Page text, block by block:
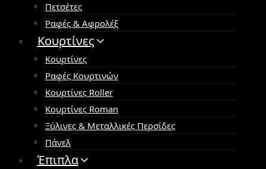
Πετσέτες
Ραφές & Αφρολέξ
Κουρτίνες
Κουρτίνες
Ραφές Κουρτινών
Κουρτίνες Roller
Κουρτίνες Roman
Ξύλινες & Μεταλλικές Περσίδες
Πάνελ
Έπιπλα